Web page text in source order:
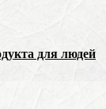
для людей